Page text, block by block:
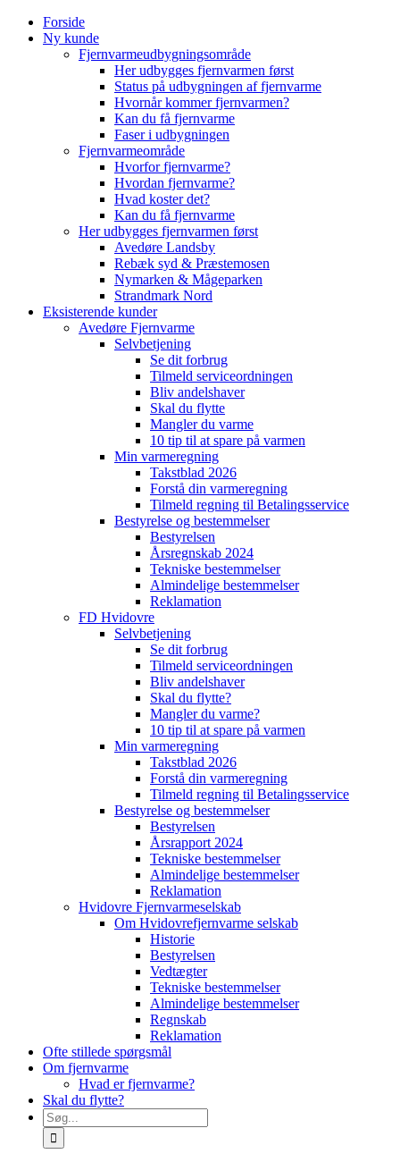
Skip
Forside
Ny kunde
Fjernvarmeudbygningsområde
Her udbygges fjernvarmen først
Status på udbygningen af fjernvarme
Hvornår kommer fjernvarmen?
Kan du få fjernvarme
Faser i udbygningen
Fjernvarmeområde
Hvorfor fjernvarme?
Hvordan fjernvarme?
Hvad koster det?
Kan du få fjernvarme
Her udbygges fjernvarmen først
Avedøre Landsby
Rebæk syd & Præstemosen
Nymarken & Mågeparken
Strandmark Nord
Eksisterende kunder
Avedøre Fjernvarme
Selvbetjening
Se dit forbrug
Tilmeld serviceordningen
Bliv andelshaver
Skal du flytte
Mangler du varme
10 tip til at spare på varmen
Min varmeregning
Takstblad 2026
Forstå din varmeregning
Tilmeld regning til Betalingsservice
Bestyrelse og bestemmelser
Bestyrelsen
Årsregnskab 2024
Tekniske bestemmelser
Almindelige bestemmelser
Reklamation
FD Hvidovre
Selvbetjening
Se dit forbrug
Tilmeld serviceordningen
Bliv andelshaver
Skal du flytte?
Mangler du varme?
10 tip til at spare på varmen
Min varmeregning
Takstblad 2026
Forstå din varmeregning
Tilmeld regning til Betalingsservice
Bestyrelse og bestemmelser
Bestyrelsen
Årsrapport 2024
Tekniske bestemmelser
Almindelige bestemmelser
Reklamation
Hvidovre Fjernvarmeselskab
Om Hvidovrefjernvarme selskab
Historie
Bestyrelsen
Vedtægter
Tekniske bestemmelser
Almindelige bestemmelser
Regnskab
Reklamation
Ofte stillede spørgsmål
Om fjernvarme
Hvad er fjernvarme?
Skal du flytte?
Søg
efter: